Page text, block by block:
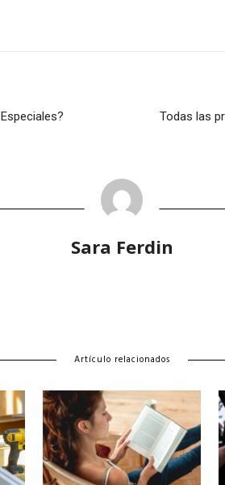
Todas las
Sara Ferdin
Artículo relacionados